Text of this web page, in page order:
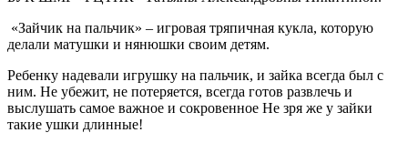
«Зайчик на пальчик» – игровая тряпичная кукла, которую
делали матушки и нянюшки своим детям.
Ребенку надевали игрушку на пальчик, и зайка всегда был с
ним. Не убежит, не потеряется, всегда готов развлечь и
выслушать самое важное и сокровенное Не зря же у зайки
такие ушки длинные!